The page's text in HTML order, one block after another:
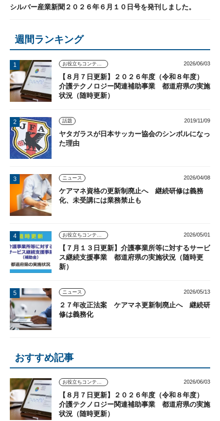
シルバー産業新聞２０２６年６月１０日号を発刊しました。
週間ランキング
2026/06/03
【８月７日更新】２０２６年度（令和８年度）
介護テクノロジー関連補助事業 都道府県の実施
状況（随時更新）
話題 2019/11/09
ヤタガラスが日本サッカー協会のシンボルになっ
た理由
ニュース 2026/04/08
ケアマネ資格の更新制廃止へ 継続研修は義務
化、未受講には業務禁止も
2026/05/01
【７月１３日更新】介護事業所等に対するサービ
ス継続支援事業 都道府県の実施状況（随時更
新）
ニュース 2026/05/13
２７年改正法案 ケアマネ更新制廃止へ 継続研
修は義務化
おすすめ記事
2026/06/03
【８月７日更新】２０２６年度（令和８年度）
介護テクノロジー関連補助事業 都道府県の実施
状況（随時更新）